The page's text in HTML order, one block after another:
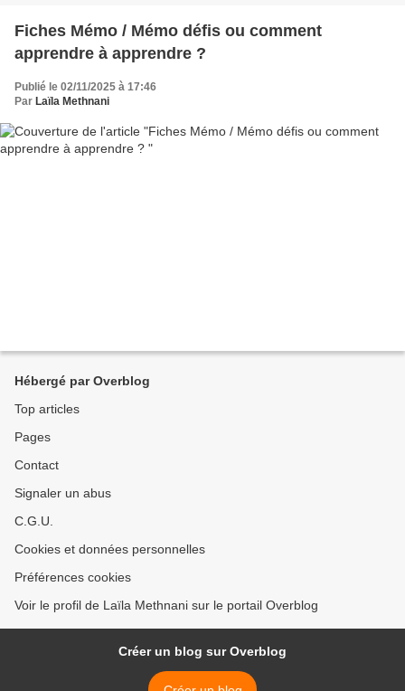
Fiches Mémo / Mémo défis ou comment
apprendre à apprendre ?
Publié le 02/11/2025 à 17:46
Par Laïla Methnani
Hébergé par Overblog
Top articles
Pages
Contact
Signaler un abus
C.G.U.
Cookies et données personnelles
Préférences cookies
Voir le profil de Laïla Methnani sur le portail Overblog
Créer un blog sur Overblog